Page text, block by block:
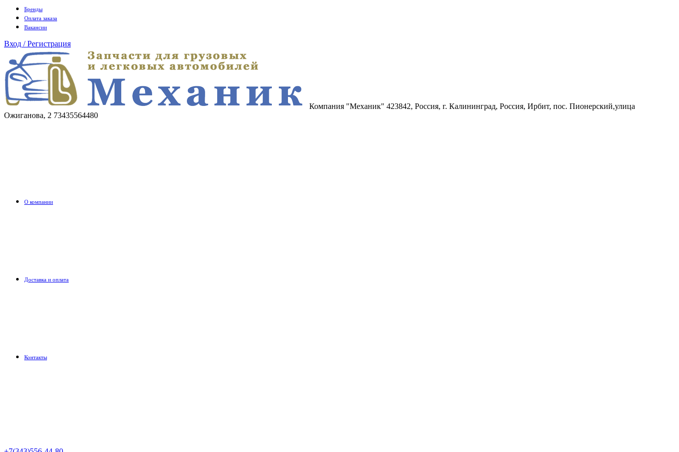
Бренды
Оплата заказа
Вакансии
Вход / Регистрация
Компания "Механик" 423842, Россия, г. Калининград, Россия, Ирбит, пос. Пионерский,улица
Ожиганова, 2 73435564480
О компании
Доставка и оплата
Контакты